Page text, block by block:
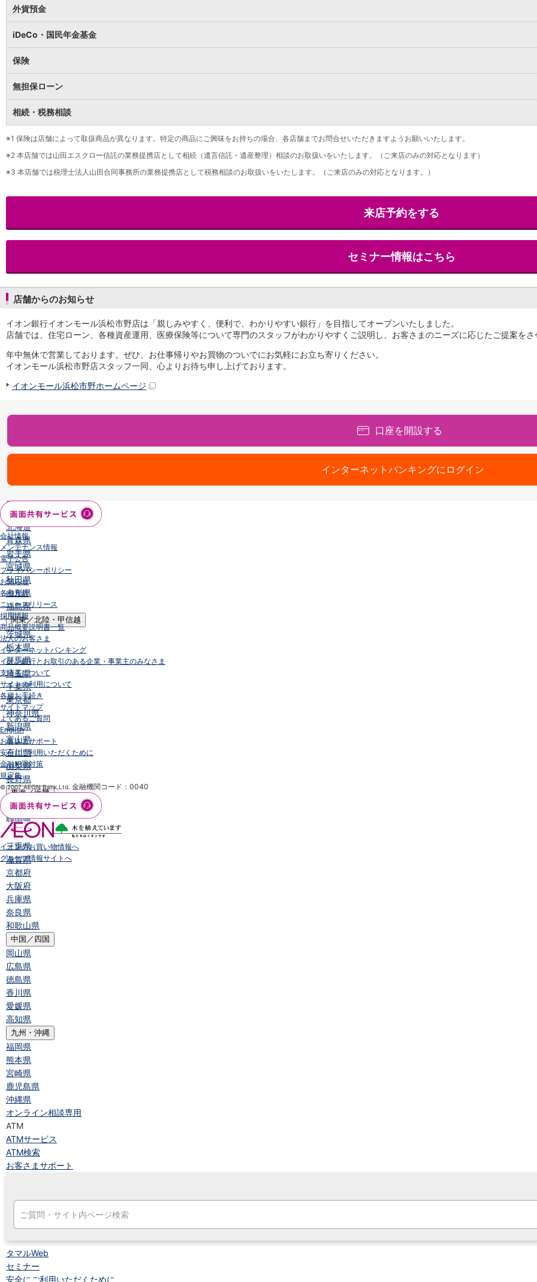
就業不能保険
海外旅行保険
国内旅行傷害保険
スマホ保険
傷害保険
介護保険
カード
クレジットカード
デビットカード
インターネットバンキング
アプリ
イオン銀行アプリ TOP
AEON Pay
AEON Pay
口座振替サービス
自動入金サービス
スマホ決済アプリ
公営競技
サービス
Myステージ
電子マネーWAON
インボイス
手数料
金利
店舗・ATM
店舗
北海道・東北
北海道
青森県
岩手県
宮城県
秋田県
山形県
福島県
関東／北陸・甲信越
茨城県
栃木県
群馬県
埼玉県
千葉県
東京都
神奈川県
新潟県
富山県
石川県
山梨県
長野県
東海／近畿
岐阜県
静岡県
愛知県
三重県
滋賀県
京都府
大阪府
兵庫県
奈良県
和歌山県
中国／四国
岡山県
広島県
徳島県
香川県
愛媛県
高知県
九州・沖縄
福岡県
熊本県
宮崎県
鹿児島県
沖縄県
オンライン相談専用
ATM
ATMサービス
ATM検索
お客さまサポート
タマルWeb
セミナー
安全にご利用いただくために
外貨預金
iDeCo・国民年金基金
保険
無担保ローン
相続・税務相談
※1 保険は店舗によって取扱商品が異なります。特定の商品にご興味をお持ちの場合、各店舗までお問合せいただきますようお願いいたします。
※2 本店舗では山田エスクロー信託の業務提携店として相続（遺言信託・遺産整理）相談のお取扱いをいたします。（ご来店のみの対応となります）
※3 本店舗では税理士法人山田合同事務所の業務提携店として税務相談のお取扱いをいたします。（ご来店のみの対応となります。）
来店予約をする
セミナー情報はこちら
店舗からのお知らせ
イオン銀行イオンモール浜松市野店は「親しみやすく、便利で、わかりやすい銀行」を目指してオープンいたしました。
店舗では、住宅ローン、各種資産運用、医療保険等について専門のスタッフがわかりやすくご説明し、お客さまのニーズに応じたご提案をさ
年中無休で営業しております。ぜひ、お仕事帰りやお買物のついでにお気軽にお立ち寄りください。
イオンモール浜松市野店スタッフ一同、心よりお待ち申し上げております。
イオンモール浜松市野ホームページ
口座を開設する
インターネットバンキングにログイン
会社情報
メンテナンス情報
電子公告
プライバシーポリシー
お知らせ
各種方針
ニュースリリース
採用情報
商品概要説明書一覧
法人のお客さま
インターネットバンキング
イオン銀行とお取引のある企業・事業主のみなさま
支店名について
サイトの利用について
各種お手続き
サイトマップ
よくあるご質問
English
お客さまサポート
安全にご利用いただくために
金融犯罪対策
規定集
© 2007 AEON Bank,Ltd. 金融機関コード：0040
イオンのお買い物情報へ
グループ情報サイトへ